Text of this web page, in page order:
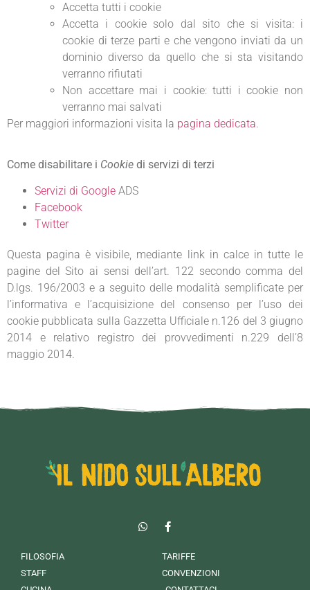
Accetta tutti i cookie
Accetta i cookie solo dal sito che si visita: i
cookie di terze parti e che vengono inviati da un
dominio diverso da quello che si sta visitando
verranno rifiutati
Non accettare mai i cookie: tutti i cookie non
verranno mai salvati
Per maggiori informazioni visita la pagina dedicata.
Come disabilitare i Cookie di servizi di terzi
Servizi di Google ADS
Facebook
Twitter
Questa pagina è visibile, mediante link in calce in tutte le
pagine del Sito ai sensi dell’art. 122 secondo comma del
D.lgs. 196/2003 e a seguito delle modalità semplificate per
l’informativa e l’acquisizione del consenso per l’uso dei
cookie pubblicata sulla Gazzetta Ufficiale n.126 del 3 giugno
2014 e relativo registro dei provvedimenti n.229 dell’8
maggio 2014.
FILOSOFIA
STAFF
TARIFFE
CONVENZIONI